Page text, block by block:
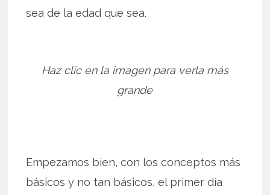
sea de la edad que sea.
Haz clic en la imagen para verla más
grande
Empezamos bien, con los conceptos más
básicos y no tan básicos, el primer día